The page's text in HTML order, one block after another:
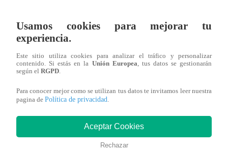
discapacidad en su propia casa
Usamos cookies para mejorar tu
experiencia.
Este sitio utiliza cookies para analizar el tráfico y personalizar
contenido. Si estás en la Unión Europea, tus datos se gestionarán
según el RGPD.
Para conocer mejor como se utilizan tus datos te invitamos leer nuestra
pagina de Política de privacidad.
Aceptar Cookies
Rechazar